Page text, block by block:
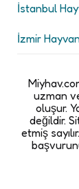
İstanbul
İzmir
uzman
oluşur.
değildir.
etmiş